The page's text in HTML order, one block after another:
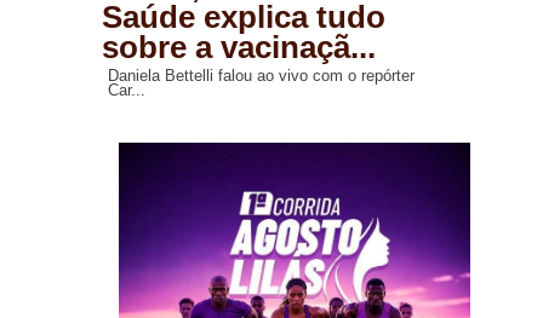
Saúde explica tudo
sobre a vacinaçã...
Daniela Bettelli falou ao vivo com o repórter
Car...